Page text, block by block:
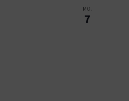
MO.
7